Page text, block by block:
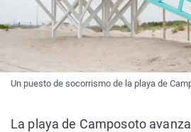
Un puesto de socorrismo de la playa de
La playa de Camposoto